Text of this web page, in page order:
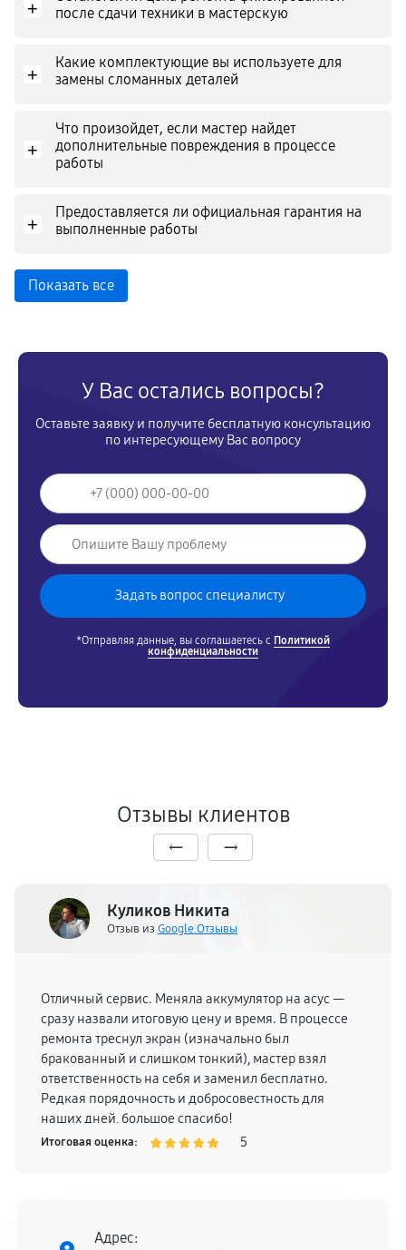
+
после сдачи техники в мастерскую
+
Какие комплектующие вы используете для
замены сломанных деталей
+
Что произойдет, если мастер найдет
дополнительные повреждения в процессе
работы
+
Предоставляется ли официальная гарантия на
выполненные работы
Показать все
У Вас остались вопросы?
Оставьте заявку и получите бесплатную консультацию
по интересующему Вас вопросу
*Отправляя данные, вы соглашаетесь с Политикой
конфиденциальности
Отзывы клиентов
Куликов Никита
Отзыв из Google.Отзывы
Отличный сервис. Меняла аккумулятор на асус —
сразу назвали итоговую цену и время. В процессе
ремонта треснул экран (изначально был
бракованный и слишком тонкий), мастер взял
ответственность на себя и заменил бесплатно.
Редкая порядочность и добросовестность для
наших дней, большое спасибо!
Итоговая оценка: 5
Адрес: